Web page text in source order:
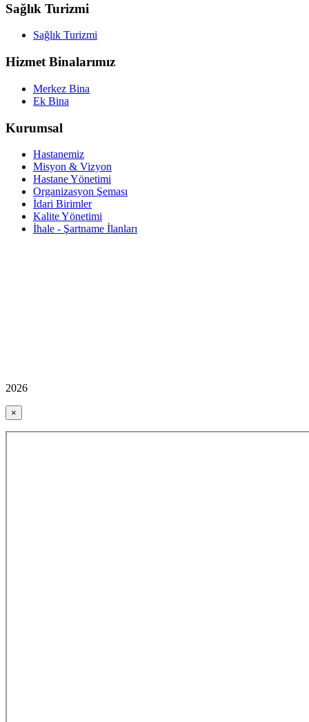
Sağlık Turizmi
Sağlık Turizmi
Hizmet Binalarımız
Merkez Bina
Ek Bina
Kurumsal
Hastanemiz
Misyon & Vizyon
Hastane Yönetimi
Organizasyon Şeması
İdari Birimler
Kalite Yönetimi
İhale - Şartname İlanları
2026
×